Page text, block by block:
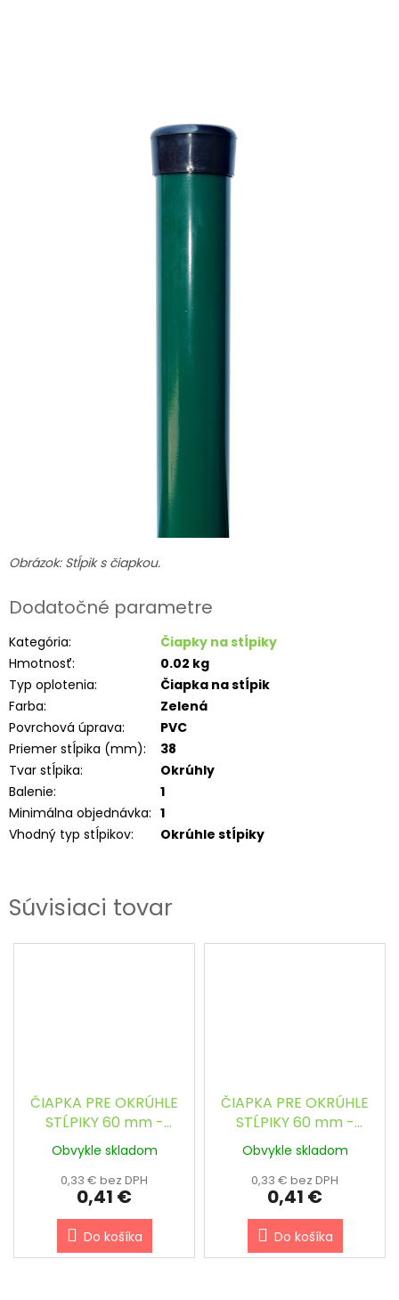
Obrázok: Stĺpik s čiapkou.
Dodatočné parametre
Kategória:
Čiapky na stĺpiky
Hmotnosť:
0.02 kg
Typ oplotenia:
Čiapka na stĺpik
Farba:
Zelená
Povrchová úprava:
PVC
Priemer stĺpika (mm):
38
Tvar stĺpika:
Okrúhly
Balenie:
1
Minimálna objednávka: 1
Vhodný typ stĺpikov: Okrúhle stĺpiky
Súvisiaci tovar
ČIAPKA PRE OKRÚHLE
STĹPIKY 60 mm -
ČIERNA
Obvykle skladom
0,33 € bez DPH
0,41 €
Do košíka
ČIAPKA PRE OKRÚHLE
STĹPIKY 60 mm -
ZELENÁ
Obvykle skladom
0,33 € bez DPH
0,41 €
Do košíka